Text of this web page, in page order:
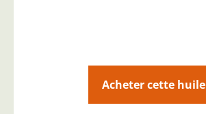
Acheter cette huile